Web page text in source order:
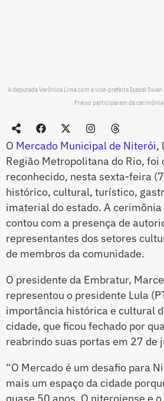
A deputada Verônica Lima com a vice-prefeita Isabel
Freixo participaram da
O Mercado Municipal de Niterói,
Região Metropolitana do Rio, foi
reconhecido, nesta sexta-feira
histórico, cultural, turístico,
imaterial do estado. A
contou com a presença de
representantes dos setores
de membros da comunidade.
O presidente da Embratur,
representou o presidente Lula
importância histórica e cultural
cidade, que ficou fechado por
reabrindo suas portas em 27 de
“O Mercado é um desafio para
mais um espaço da cidade